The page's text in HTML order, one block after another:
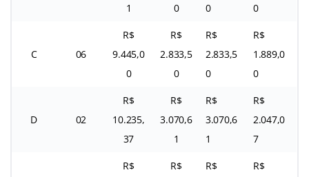
1
0
0
0
C 06
R$
9.445,0
0
R$
2.833,5
0
R$
2.833,5
0
R$
1.889,0
0
D 02
R$
10.235,
37
R$
3.070,6
1
R$
3.070,6
1
R$
2.047,0
7
R$
R$
R$
R$